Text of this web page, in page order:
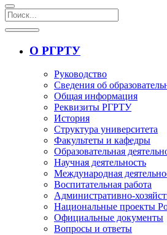
О РГРТУ
Руководство
Сведения об
Общая информация
Реквизиты РГРТУ
История
Структура университета
Факультеты и кафедры
Образовательная
Научная деятельность
Международная
Воспитательная работа
Административно-
Национальные проекты
Официальные документы
Вопросы и ответы